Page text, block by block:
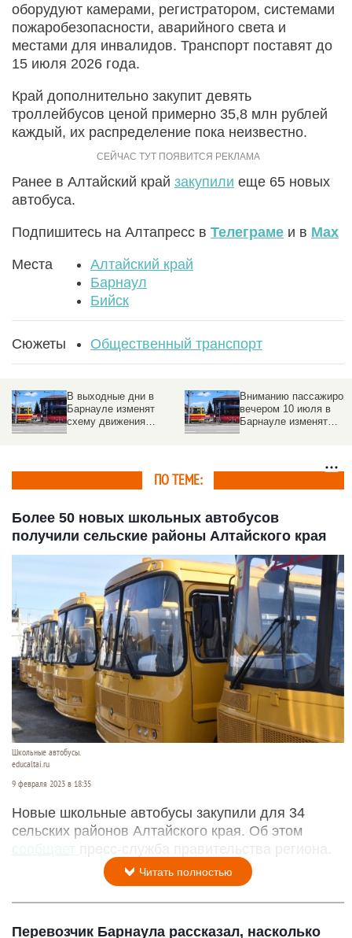
оборудуют камерами, регистратором, системами
пожаробезопасности, аварийного света и
местами для инвалидов. Транспорт поставят до
15 июля 2026 года.
Край дополнительно закупит девять
троллейбусов ценой примерно 35,8 млн рублей
каждый, их распределение пока неизвестно.
Ранее в Алтайский край закупили еще 65 новых
автобуса.
Подпишитесь на Алтапресс в Телеграме и в Max
Места
Алтайский край
Барнаул
Бийск
Сюжеты Общественный транспорт
В выходные дни в
Барнауле изменят
схему движения
Вниманию пассажиров:
вечером 10 июля в
Барнауле изменят
ПО ТЕМЕ:
Более 50 новых школьных автобусов
получили сельские районы Алтайского края
Школьные автобусы.
educaltai.ru
9 февраля 2023 в 18:35
Новые школьные автобусы закупили для 34
сельских районов Алтайского края. Об этом
сообщает пресс-служба правительства региона.
Читать полностью
Перевозчик Барнаула рассказал, насколько